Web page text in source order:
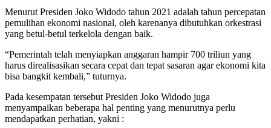
Menurut Presiden Joko Widodo tahun 2021 adalah tahun percepatan
pemulihan ekonomi nasional, oleh karenanya dibutuhkan orkestrasi
yang betul-betul terkelola dengan baik.
“Pemerintah telah menyiapkan anggaran hampir 700 triliun yang
harus direalisasikan secara cepat dan tepat sasaran agar ekonomi kita
bisa bangkit kembali,” tuturnya.
Pada kesempatan tersebut Presiden Joko Widodo juga
menyampaikan beberapa hal penting yang menurutnya perlu
mendapatkan perhatian, yakni :